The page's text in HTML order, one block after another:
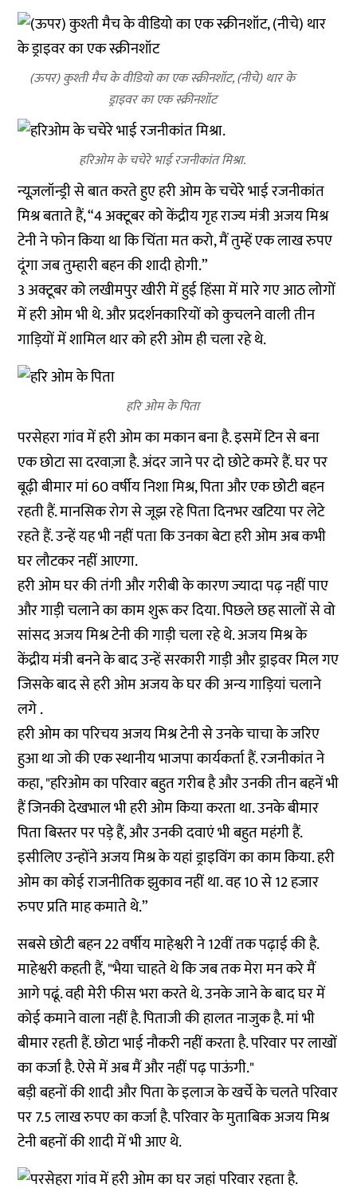
(ऊपर) कुश्ती मैच के वीडियो का एक स्क्रीनशॉट, (नीचे) थार के
ड्राइवर का एक स्क्रीनशॉट
हरिओम के चचेरे भाई रजनीकांत मिश्रा.
न्यूज़लॉन्ड्री से बात करते हुए हरी ओम के चचेरे भाई रजनीकांत
मिश्र बताते हैं, “4 अक्टूबर को केंद्रीय गृह राज्य मंत्री अजय मिश्र
टेनी ने फोन किया था कि चिंता मत करो, मैं तुम्हें एक लाख रुपए
दूंगा जब तुम्हारी बहन की शादी होगी.”
3 अक्टूबर को लखीमपुर खीरी में हुई हिंसा में मारे गए आठ लोगों
में हरी ओम भी थे. और प्रदर्शनकारियों को कुचलने वाली तीन
गाड़ियों में शामिल थार को हरी ओम ही चला रहे थे.
हरि ओम के पिता
परसेहरा गांव में हरी ओम का मकान बना है. इसमें टिन से बना
एक छोटा सा दरवाज़ा है. अंदर जाने पर दो छोटे कमरे हैं. घर पर
बूढ़ी बीमार मां 60 वर्षीय निशा मिश्र, पिता और एक छोटी बहन
रहती हैं. मानसिक रोग से जूझ रहे पिता दिनभर खटिया पर लेटे
रहते हैं. उन्हें यह भी नहीं पता कि उनका बेटा हरी ओम अब कभी
घर लौटकर नहीं आएगा.
हरी ओम घर की तंगी और गरीबी के कारण ज्यादा पढ़ नहीं पाए
और गाड़ी चलाने का काम शुरू कर दिया. पिछले छह सालों से वो
सांसद अजय मिश्र टेनी की गाड़ी चला रहे थे. अजय मिश्र के
केंद्रीय मंत्री बनने के बाद उन्हें सरकारी गाड़ी और ड्राइवर मिल गए
जिसके बाद से हरी ओम अजय के घर की अन्य गाड़ियां चलाने
लगे .
हरी ओम का परिचय अजय मिश्र टेनी से उनके चाचा के जरिए
हुआ था जो की एक स्थानीय भाजपा कार्यकर्ता हैं. रजनीकांत ने
कहा, "हरिओम का परिवार बहुत गरीब है और उनकी तीन बहनें भी
हैं जिनकी देखभाल भी हरी ओम किया करता था. उनके बीमार
पिता बिस्तर पर पड़े हैं, और उनकी दवाएं भी बहुत महंगी हैं.
इसीलिए उन्होंने अजय मिश्र के यहां ड्राइविंग का काम किया. हरी
ओम का कोई राजनीतिक झुकाव नहीं था. वह 10 से 12 हजार
रुपए प्रति माह कमाते थे.”
सबसे छोटी बहन 22 वर्षीय माहेश्वरी ने 12वीं तक पढ़ाई की है.
माहेश्वरी कहती हैं, "भैया चाहते थे कि जब तक मेरा मन करे मैं
आगे पढूं. वही मेरी फीस भरा करते थे. उनके जाने के बाद घर में
कोई कमाने वाला नहीं है. पिताजी की हालत नाजुक है. मां भी
बीमार रहती हैं. छोटा भाई नौकरी नहीं करता है. परिवार पर लाखों
का कर्जा है. ऐसे में अब मैं और नहीं पढ़ पाऊंगी."
बड़ी बहनों की शादी और पिता के इलाज के खर्चे के चलते परिवार
पर 7.5 लाख रुपए का कर्जा है. परिवार के मुताबिक अजय मिश्र
टेनी बहनों की शादी में भी आए थे.